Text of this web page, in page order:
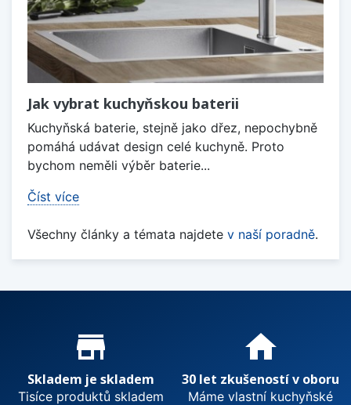
Jak vybrat kuchyňskou baterii
Kuchyňská baterie, stejně jako dřez, nepochybně
pomáhá udávat design celé kuchyně. Proto
bychom neměli výběr baterie...
Číst více
Všechny články a témata najdete v naší poradně.
Proč nakupovat u nás?
store_mall_directory
Skladem je skladem
Tisíce produktů skladem
home
30 let zkušeností v oboru
Máme vlastní kuchyňské